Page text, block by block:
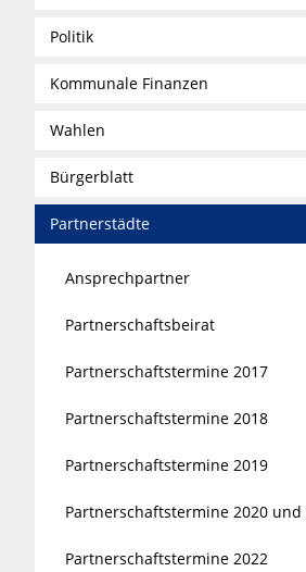
Politik
Kommunale Finanzen
Wahlen
Bürgerblatt
Partnerstädte
Ansprechpartner
Partnerschaftsbeirat
Partnerschaftstermine 2017
Partnerschaftstermine 2018
Partnerschaftstermine 2019
Partnerschaftstermine 2020 und
Partnerschaftstermine 2022